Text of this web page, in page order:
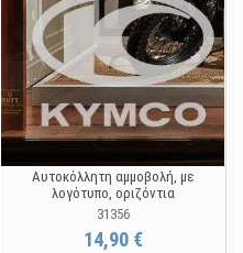
Αυτοκόλλητη αμμοβολή, με
λογότυπο, οριζόντια
31356
14,90 €